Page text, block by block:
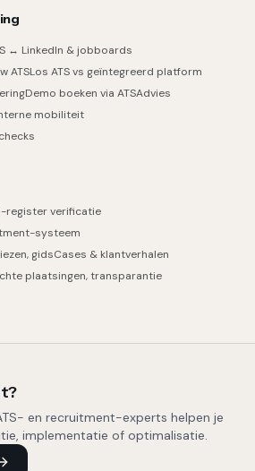
↔ LinkedIn & jobboards
ATSLos ATS vs geïntegreerd platform
Demo boeken via ATSAdvies
mobiliteit
register verificatie
systeem
gidsCases & klantverhalen
plaatsingen, transparantie
en recruitment-experts helpen je
implementatie of optimalisatie.